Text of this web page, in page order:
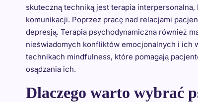
skuteczną techniką jest terapia
komunikacji. Poprzez pracę nad relacjami
depresją. Terapia psychodynamiczna również
nieświadomych konfliktów emocjonalnych i ich
technikach mindfulness, które pomagają
osądzania ich.
Dlaczego warto wybrać